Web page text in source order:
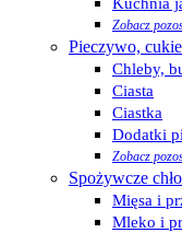
Zobacz
Pieczywo,
Chleby,
Ciasta
Ciastka
Dodatki
Zobacz
Spożywcze
Mięsa i
Mleko i